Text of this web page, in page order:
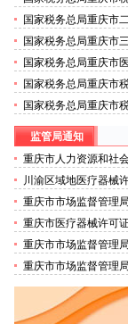
营商环境若干措施的
国家税务总局重庆市
年度拟录用公务员公
国家税务总局重庆市
年度公开招聘事业单
国家税务总局重庆市
年度考试录用公务员
国家税务总局重庆市
师事务所有限公司行
国家税务总局重庆市
监管局通知
重庆市人力资源和社
关于拟确定重庆商务
管理师职业技能等级
办理公示
川渝区域地医疗器械
重庆市市场监督管理
关于确定首批食品安
的二类医疗器械许可
重庆市医疗器械许可
劣肉制品典型违法案
重庆市市场监督管理
培训机构试点名单的
重庆市市场监督管理